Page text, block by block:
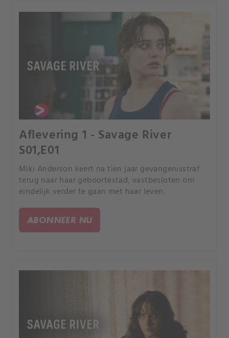
Aflevering 1 - Savage River
S01,E01
Miki Anderson keert na tien jaar gevangenisstraf
terug naar haar geboortestad, vastbesloten om
eindelijk verder te gaan met haar leven.
ABONNEER NU